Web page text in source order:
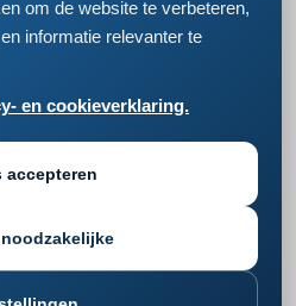
om de website te verbeteren,
informatie relevanter te
en cookieverklaring.
accepteren
is op dit moment leeg.